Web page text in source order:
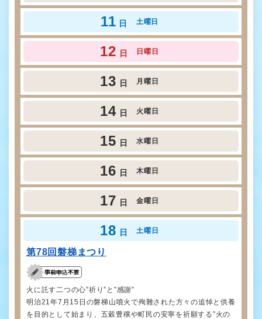
11 日 土曜日
12 日 日曜日
13 日 月曜日
14 日 火曜日
15 日 水曜日
16 日 木曜日
17 日 金曜日
18 日 土曜日
第78回磐梯まつり
火に託す二つの心”祈り”と”感謝”
明治21年7月15日の磐梯山噴火で殉難された方々の追悼と供養
を目的として始まり、五穀豊穣や町民の安寧を祈願する”火の